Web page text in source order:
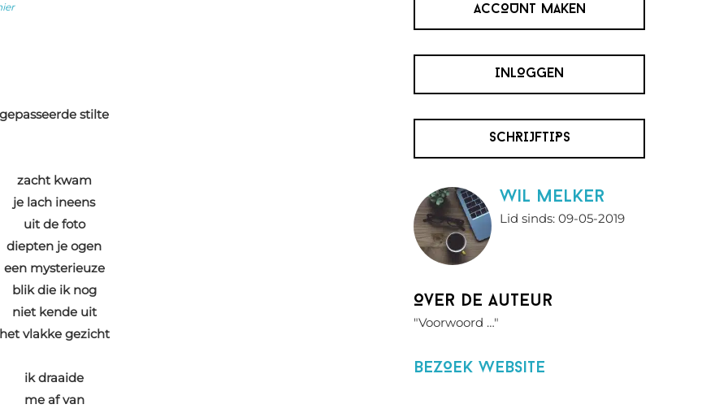
gepasseerde stilte
zacht kwam
je lach ineens
uit de foto
diepten je ogen
een mysterieuze
blik die ik nog
niet kende uit
vlakke gezicht
ik draaide
me af van
ACCOUNT MAKEN
INLOGGEN
SCHRIJFTIPS
wil melker
Lid sinds: 09-05-2019
Over de auteur
"Voorwoord …"
BezOek website